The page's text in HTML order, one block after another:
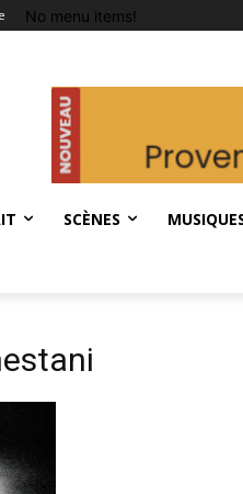
No menu items!
SCÈNES